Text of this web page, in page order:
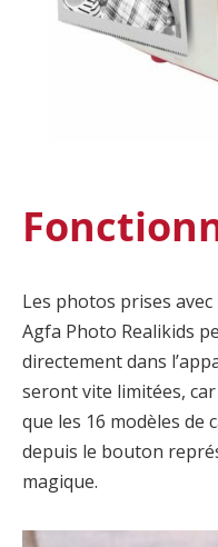
Les photos prises
Agfa Photo Realikids
directement dans
seront vite limitées, car
que les 16 modèles de
depuis le bouton
magique.